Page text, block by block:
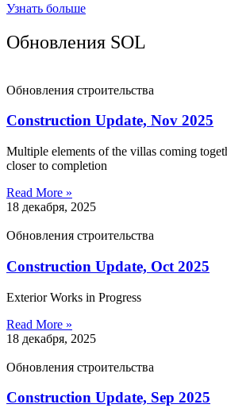
Узнать больше
Обновления SOL
Обновления строительства
Construction Update, Nov 2025
Multiple elements of the villas coming
closer to completion
Read More »
18 декабря, 2025
Обновления строительства
Construction Update, Oct 2025
Exterior Works in Progress
Read More »
18 декабря, 2025
Обновления строительства
Construction Update, Sep 2025